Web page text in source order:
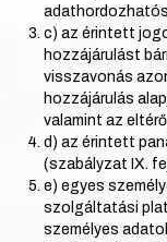
c) az érintett
hozzájárulást
visszavonás
hozzájárulás
valamint az
d) az érintett
(szabályzat IX.
e) egyes
szolgáltatási
személyes